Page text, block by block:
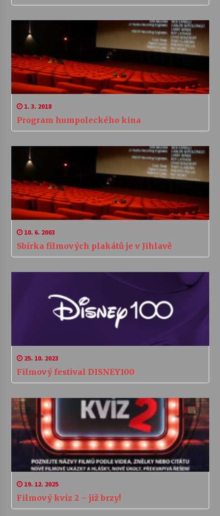
1. 3. 2018
Program humpoleckého kina
10. 6. 2003
Sbírka filmových plakátů je v Jihlavě
25. 10. 2023
Filmový festival DISNEY100
19. 12. 2025
Filmový kvíz 2 – již brzy!